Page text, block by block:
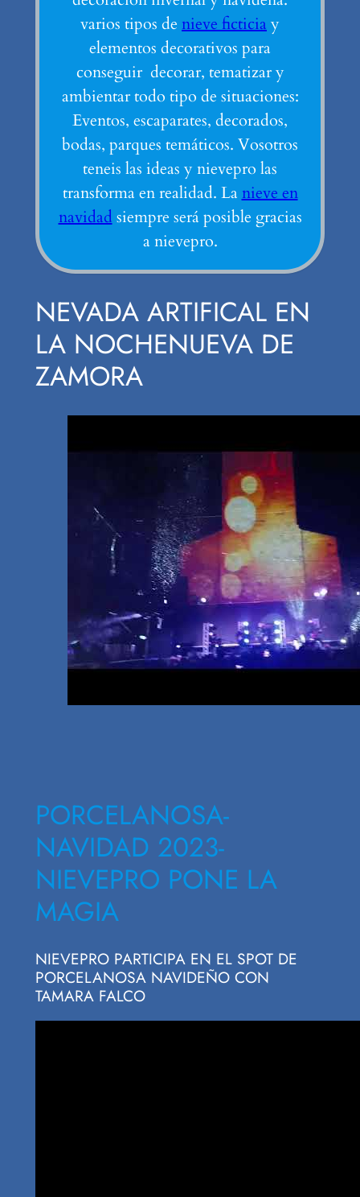
varios tipos de nieve ficticia y
elementos decorativos para
conseguir decorar, tematizar y
ambientar todo tipo de situaciones:
Eventos, escaparates, decorados,
bodas, parques temáticos. Vosotros
teneis las ideas y nievepro las
transforma en realidad. La nieve en
navidad siempre será posible gracias
a nievepro.
NEVADA ARTIFICAL EN
LA NOCHENUEVA DE
ZAMORA
PORCELANOSA-
NAVIDAD 2023-
NIEVEPRO PONE LA
MAGIA
NIEVEPRO PARTICIPA EN EL SPOT DE
PORCELANOSA NAVIDEÑO CON
TAMARA FALCO